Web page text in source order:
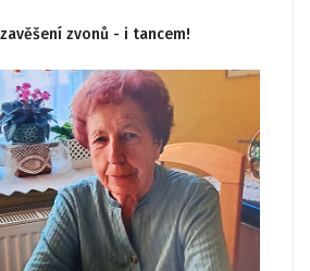
zvonů - i tancem!